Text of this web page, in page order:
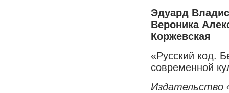
Эдуард
Вероника
Коржевская
«Русский код.
современной
Издательство